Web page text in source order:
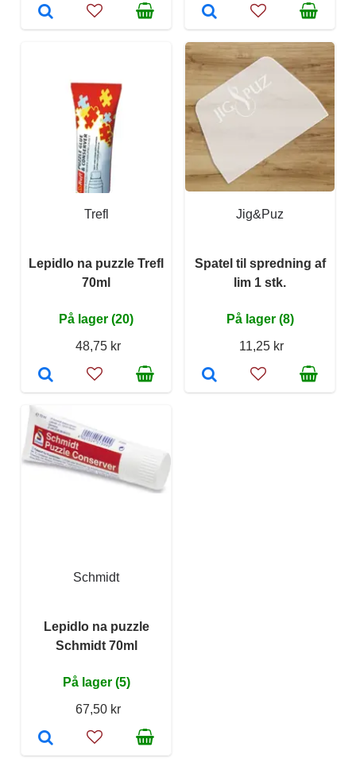
Trefl
Lepidlo na puzzle Trefl
70ml
På lager (20)
48,75 kr
Jig&Puz
Spatel til spredning af
lim 1 stk.
På lager (8)
11,25 kr
Schmidt
Lepidlo na puzzle
Schmidt 70ml
På lager (5)
67,50 kr